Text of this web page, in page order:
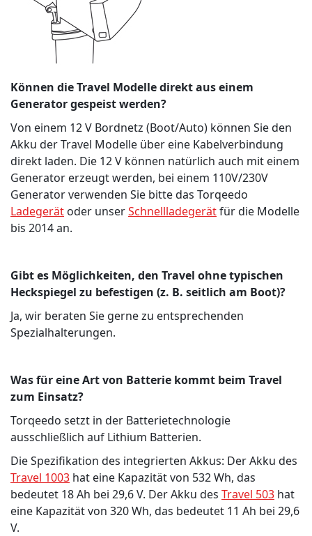
Können die Travel Modelle direkt aus einem
Generator gespeist werden?
Von einem 12 V Bordnetz (Boot/Auto) können Sie den
Akku der Travel Modelle über eine Kabelverbindung
direkt laden. Die 12 V können natürlich auch mit einem
Generator erzeugt werden, bei einem 110V/230V
Generator verwenden Sie bitte das Torqeedo
Ladegerät oder unserSchnellladegerätfür die Modelle
bis 2014 an.
Gibt es Möglichkeiten, den Travel ohne typischen
Heckspiegel zu befestigen (z. B. seitlich am Boot)?
Ja, wir beraten Sie gerne zu entsprechenden
Spezialhalterungen.
Was für eine Art von Batterie kommt beim Travel
zum Einsatz?
Torqeedo setzt in der Batterietechnologie
ausschließlich auf Lithium Batterien.
Die Spezifikation des integrierten Akkus: Der Akku des
Travel 1003 hat eine Kapazität von 532 Wh, das
bedeutet 18 Ah bei 29,6 V. Der Akku des Travel 503 hat
eine Kapazität von 320 Wh, das bedeutet 11 Ah bei 29,6
V.